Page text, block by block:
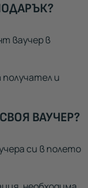
ваучер в
получател и
ВАУЧЕР?
си в полето